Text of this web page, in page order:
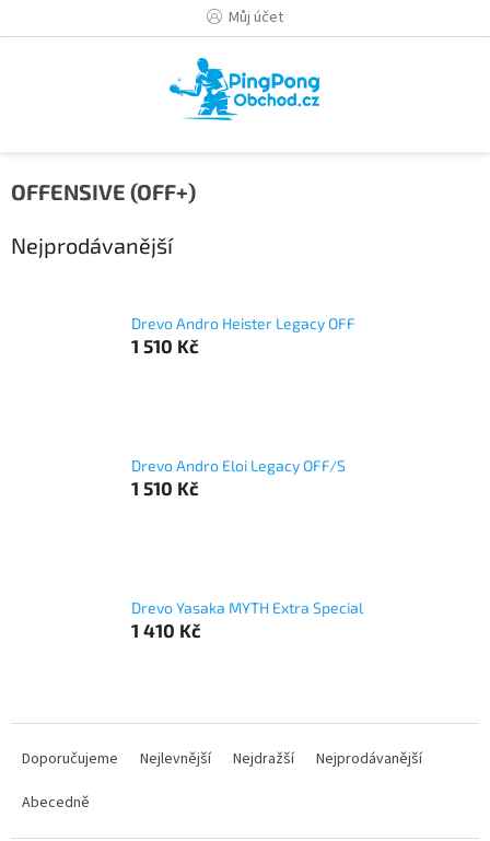
Můj účet
OFFENSIVE (OFF+)
Nejprodávanější
Drevo Andro Heister Legacy OFF
1 510 Kč
Drevo Andro Eloi Legacy OFF/S
1 510 Kč
Drevo Yasaka MYTH Extra Special
1 410 Kč
Doporučujeme Nejlevnější Nejdražší
Nejprodávanější
Abecedně